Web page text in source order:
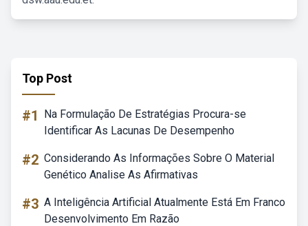
Top Post
#1
Na Formulação De Estratégias Procura-se
Identificar As Lacunas De Desempenho
#2 Considerando As Informações Sobre O Material
Genético Analise As Afirmativas
#3 A Inteligência Artificial Atualmente Está Em Franco
Desenvolvimento Em Razão